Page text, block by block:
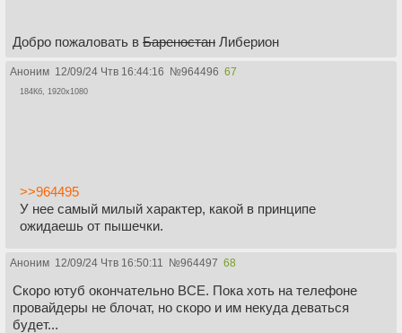
Добро пожаловать в Бареностан Либерион
Аноним 12/09/24 Чтв 16:44:16 №964496 67
184Кб, 1920x1080
>>964495
У нее самый милый характер, какой в принципе
ожидаешь от пышечки.
Аноним 12/09/24 Чтв 16:50:11 №964497 68
Скоро ютуб окончательно ВСЕ. Пока хоть на телефоне
провайдеры не блочат, но скоро и им некуда деваться
будет...